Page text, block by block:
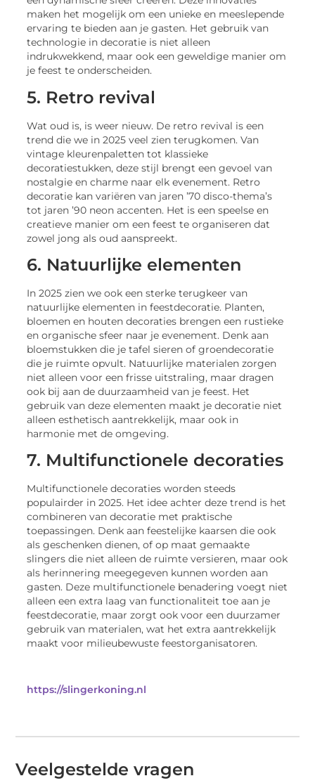
maken het mogelijk om een unieke en meeslepende
ervaring te bieden aan je gasten. Het gebruik van
technologie in decoratie is niet alleen
indrukwekkend, maar ook een geweldige manier om
je feest te onderscheiden.
5. Retro revival
Wat oud is, is weer nieuw. De retro revival is een
trend die we in 2025 veel zien terugkomen. Van
vintage kleurenpaletten tot klassieke
decoratiestukken, deze stijl brengt een gevoel van
nostalgie en charme naar elk evenement. Retro
decoratie kan variëren van jaren ’70 disco-thema’s
tot jaren ’90 neon accenten. Het is een speelse en
creatieve manier om een feest te organiseren dat
zowel jong als oud aanspreekt.
6. Natuurlijke elementen
In 2025 zien we ook een sterke terugkeer van
natuurlijke elementen in feestdecoratie. Planten,
bloemen en houten decoraties brengen een rustieke
en organische sfeer naar je evenement. Denk aan
bloemstukken die je tafel sieren of groendecoratie
die je ruimte opvult. Natuurlijke materialen zorgen
niet alleen voor een frisse uitstraling, maar dragen
ook bij aan de duurzaamheid van je feest. Het
gebruik van deze elementen maakt je decoratie niet
alleen esthetisch aantrekkelijk, maar ook in
harmonie met de omgeving.
7. Multifunctionele decoraties
Multifunctionele decoraties worden steeds
populairder in 2025. Het idee achter deze trend is het
combineren van decoratie met praktische
toepassingen. Denk aan feestelijke kaarsen die ook
als geschenken dienen, of op maat gemaakte
slingers die niet alleen de ruimte versieren, maar ook
als herinnering meegegeven kunnen worden aan
gasten. Deze multifunctionele benadering voegt niet
alleen een extra laag van functionaliteit toe aan je
feestdecoratie, maar zorgt ook voor een duurzamer
gebruik van materialen, wat het extra aantrekkelijk
maakt voor milieubewuste feestorganisatoren.
https://slingerkoning.nl
Veelgestelde vragen